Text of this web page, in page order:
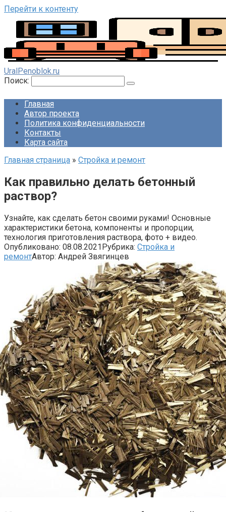
Перейти к контенту
UralPenoblok.ru
Поиск:
Главная
Автор проекта
Политика конфиденциальности
Контакты
Карта сайта
Главная страница » Стройка и ремонт
Как правильно делать бетонный
раствор?
Узнайте, как сделать бетон своими руками! Основные
характеристики бетона, компоненты и пропорции,
технология приготовления раствора, фото + видео.
Опубликовано: 08.08.2021Рубрика: Стройка и
ремонтАвтор: Андрей Звягинцев